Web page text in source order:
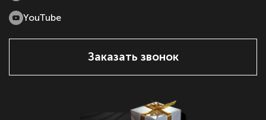
YouTube
Заказать звонок